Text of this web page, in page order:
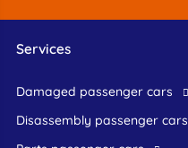
Services
damaged passenger cars
disassembly passenger cars